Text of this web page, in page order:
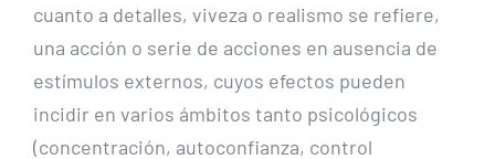
cuanto a detalles, viveza o realismo se refiere,
una acción o serie de acciones en ausencia de
estímulos externos, cuyos efectos pueden
incidir en varios ámbitos tanto psicológicos
(concentración, autoconfianza, control